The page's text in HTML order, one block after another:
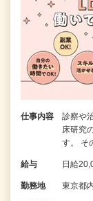
仕事内容
診察や
床研究
す。 そ
給与 日給
勤務地 東京都